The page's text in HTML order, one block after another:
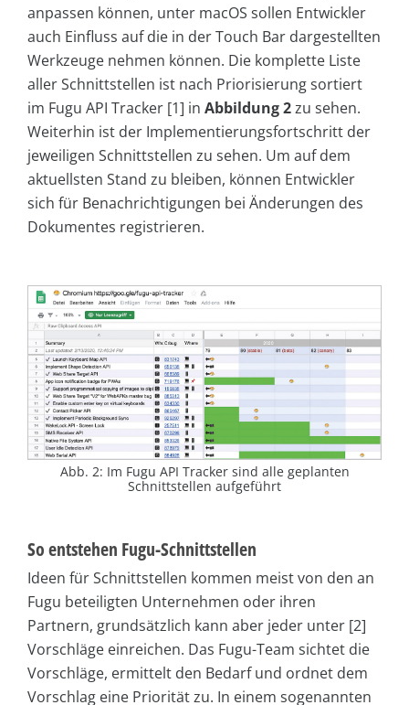
anpassen können, unter macOS sollen Entwickler
auch Einfluss auf die in der Touch Bar dargestellten
Werkzeuge nehmen können. Die komplette Liste
aller Schnittstellen ist nach Priorisierung sortiert
im Fugu API Tracker [1] in Abbildung 2zu sehen.
Weiterhin ist der Implementierungsfortschritt der
jeweiligen Schnittstellen zu sehen. Um auf dem
aktuellsten Stand zu bleiben, können Entwickler
sich für Benachrichtigungen bei Änderungen des
Dokumentes registrieren.
Abb. 2: Im Fugu API Tracker sind alle geplanten
Schnittstellen aufgeführt
So entstehen Fugu-Schnittstellen
Ideen für Schnittstellen kommen meist von den an
Fugu beteiligten Unternehmen oder ihren
Partnern, grundsätzlich kann aber jeder unter [2]
Vorschläge einreichen. Das Fugu-Team sichtet die
Vorschläge, ermittelt den Bedarf und ordnet dem
Vorschlag eine Priorität zu. In einem sogenannten